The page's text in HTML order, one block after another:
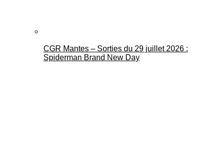
CGR Mantes – Sorties du 29 juillet 2026 :
Spiderman Brand New Day